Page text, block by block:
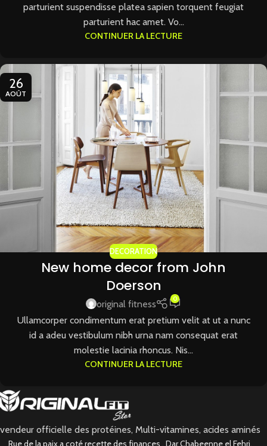
parturient suspendisse platea sapien torquent feugiat
parturient hac amet. Vo...
CONTINUER LA LECTURE
26
AOÛT
DECORATION
New home decor from John
Doerson
original fitness 0
Ullamcorper condimentum erat pretium velit at ut a nunc
id a adeu vestibulum nibh urna nam consequat erat
molestie lacinia rhoncus. Nis...
CONTINUER LA LECTURE
vendeur officielle des protéines, Multi-vitamines, acides aminés
Rue de la paix,a coté recette des finances , Dar Chabeenne el Fehri,